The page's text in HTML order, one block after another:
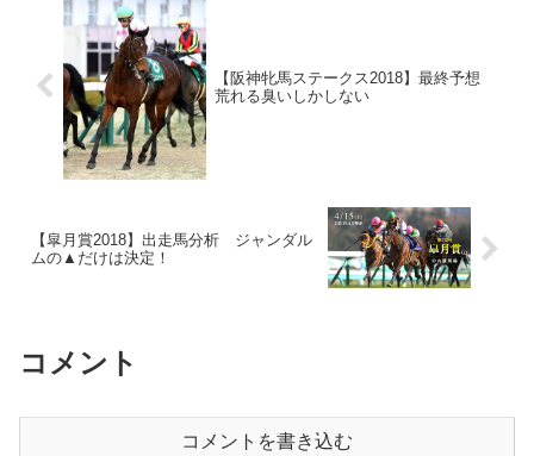
【阪神牝馬ステークス2018】最終予想
荒れる臭いしかしない
【皐月賞2018】出走馬分析 ジャンダル
ムの▲だけは決定！
コメント
コメントを書き込む